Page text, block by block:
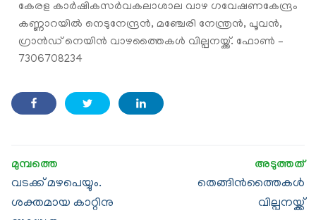
കേരള കാർഷികസർവകലാശാല വാഴ ഗവേഷണകേന്ദ്രം
കണ്ണാറയിൽ നെടുനേന്ദ്രൻ, മഞ്ചേരി നേന്ത്രൻ, പൂവൻ,
ഗ്രാൻഡ് നെയിൻ വാഴത്തൈകൾ വില്പനയ്ക്ക്. ഫോൺ –
7306708234
വടക്ക് മഴപെയ്യും.
ശക്തമായ കാറ്റിനു
തെങ്ങിന്‍ത്തൈകൾ
വില്പനയ്ക്ക്